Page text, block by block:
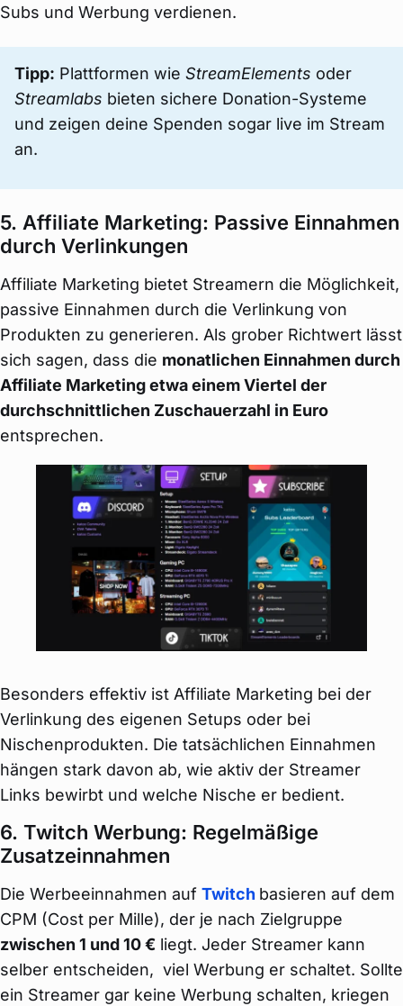
Subs und Werbung verdienen.
Tipp: Plattformen wie StreamElements oder
Streamlabs bieten sichere Donation-Systeme
und zeigen deine Spenden sogar live im Stream
an.
5. Affiliate Marketing: Passive Einnahmen
durch Verlinkungen
Affiliate Marketing bietet Streamern die Möglichkeit,
passive Einnahmen durch die Verlinkung von
Produkten zu generieren. Als grober Richtwert lässt
sich sagen, dass die monatlichen Einnahmen durch
Affiliate Marketing etwa einem Viertel der
durchschnittlichen Zuschauerzahl in Euro
entsprechen.
Besonders effektiv ist Affiliate Marketing bei der
Verlinkung des eigenen Setups oder bei
Nischenprodukten. Die tatsächlichen Einnahmen
hängen stark davon ab, wie aktiv der Streamer
Links bewirbt und welche Nische er bedient.
6. Twitch Werbung: Regelmäßige
Zusatzeinnahmen
Die Werbeeinnahmen auf Twitch basieren auf dem
CPM (Cost per Mille), der je nach Zielgruppe
zwischen 1 und 10 € liegt. Jeder Streamer kann
selber entscheiden, viel Werbung er schaltet. Sollte
ein Streamer gar keine Werbung schalten, kriegen